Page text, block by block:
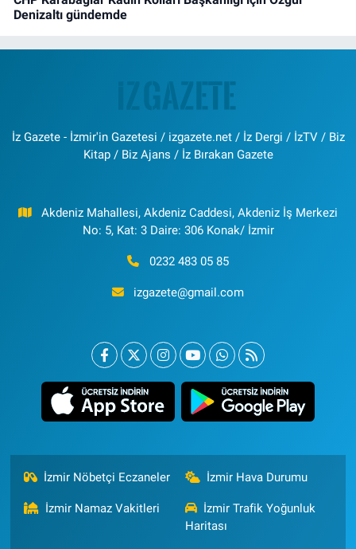
Denizaltı gündemde
İz Gazete - İzmir'in Gazetesi / izgazete.net / İz Dergi / İzTV / Biz
Kitap / Biz Ajans / İz Bırakan Gazete
Akdeniz Mahallesi, Akdeniz Caddesi, Akdeniz İş Merkezi
No: 5, Kat: 3 Daire: 306 Konak/ İzmir
0232 483 05 85
izgazete@gmail.com
İzmir Nöbetçi Eczaneler İzmir Hava Durumu
İzmir Namaz Vakitleri
İzmir Trafik Yoğunluk
Haritası